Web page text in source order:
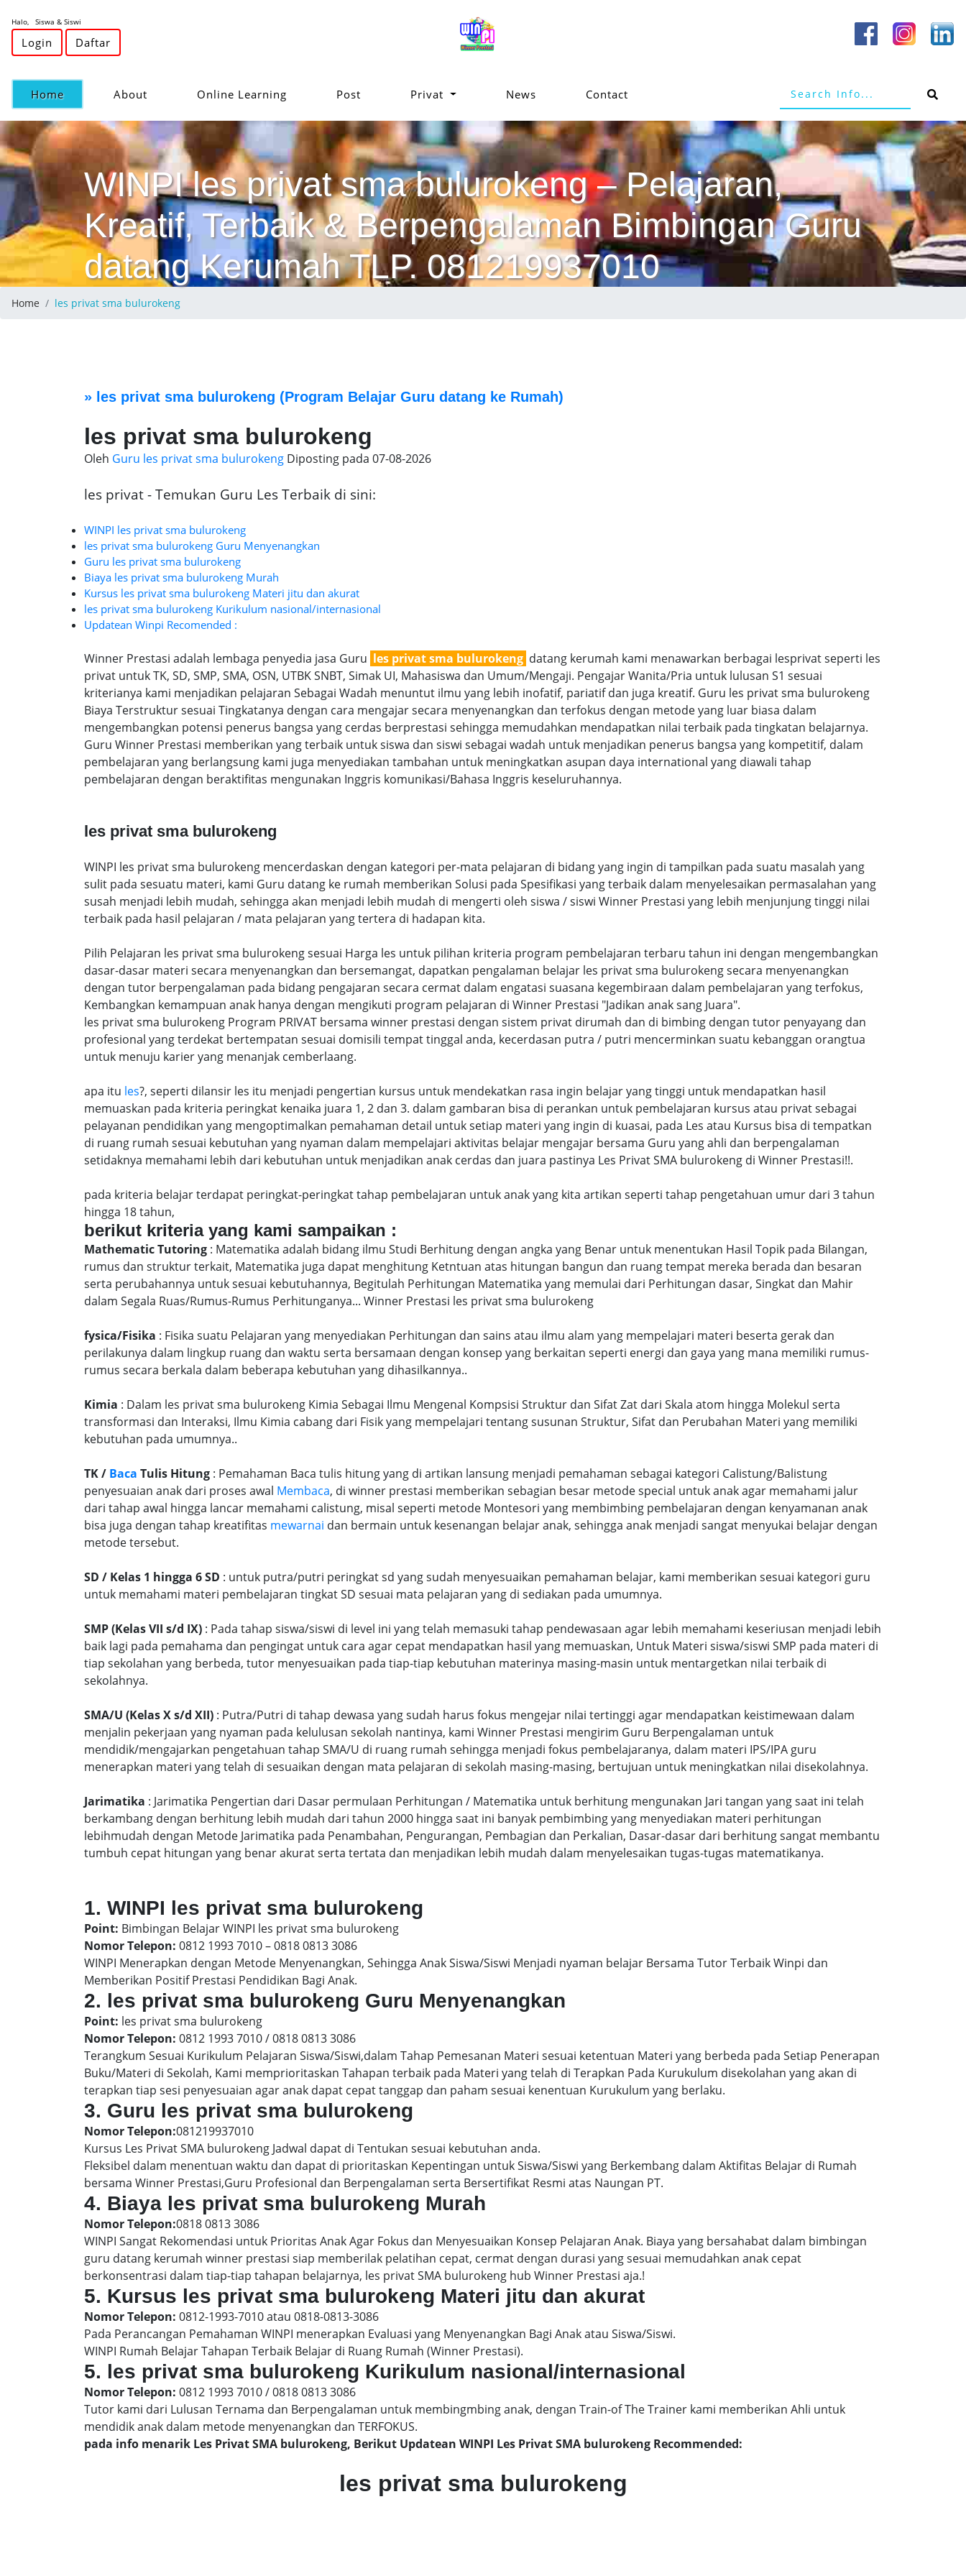
Halo, Siswa & Siswi
Login Daftar
Home(current) About Online Learning Post Privat News Contact
WINPI les privat sma bulurokeng – Pelajaran,
Kreatif, Terbaik & Berpengalaman Bimbingan Guru
datang Kerumah TLP. 081219937010
Home les privat sma bulurokeng
» les privat sma bulurokeng (Program Belajar Guru datang ke Rumah)
les privat sma bulurokeng
Oleh Guru les privat sma bulurokeng Diposting pada 07-08-2026
les privat - Temukan Guru Les Terbaik di sini:
WINPI les privat sma bulurokeng
les privat sma bulurokeng Guru Menyenangkan
Guru les privat sma bulurokeng
Biaya les privat sma bulurokeng Murah
Kursus les privat sma bulurokeng Materi jitu dan akurat
les privat sma bulurokeng Kurikulum nasional/internasional
Updatean Winpi Recomended :
Winner Prestasi adalah lembaga penyedia jasa Guru les privat sma bulurokeng datang kerumah kami menawarkan berbagai lesprivat seperti les
privat untuk TK, SD, SMP, SMA, OSN, UTBK SNBT, Simak UI, Mahasiswa dan Umum/Mengaji. Pengajar Wanita/Pria untuk lulusan S1 sesuai
kriterianya kami menjadikan pelajaran Sebagai Wadah menuntut ilmu yang lebih inofatif, pariatif dan juga kreatif. Guru les privat sma bulurokeng
Biaya Terstruktur sesuai Tingkatanya dengan cara mengajar secara menyenangkan dan terfokus dengan metode yang luar biasa dalam
mengembangkan potensi penerus bangsa yang cerdas berprestasi sehingga memudahkan mendapatkan nilai terbaik pada tingkatan belajarnya.
Guru Winner Prestasi memberikan yang terbaik untuk siswa dan siswi sebagai wadah untuk menjadikan penerus bangsa yang kompetitif, dalam
pembelajaran yang berlangsung kami juga menyediakan tambahan untuk meningkatkan asupan daya international yang diawali tahap
pembelajaran dengan beraktifitas mengunakan Inggris komunikasi/Bahasa Inggris keseluruhannya.
les privat sma bulurokeng
WINPI les privat sma bulurokeng mencerdaskan dengan kategori per-mata pelajaran di bidang yang ingin di tampilkan pada suatu masalah yang
sulit pada sesuatu materi, kami Guru datang ke rumah memberikan Solusi pada Spesifikasi yang terbaik dalam menyelesaikan permasalahan yang
susah menjadi lebih mudah, sehingga akan menjadi lebih mudah di mengerti oleh siswa / siswi Winner Prestasi yang lebih menjunjung tinggi nilai
terbaik pada hasil pelajaran / mata pelajaran yang tertera di hadapan kita.
Pilih Pelajaran les privat sma bulurokeng sesuai Harga les untuk pilihan kriteria program pembelajaran terbaru tahun ini dengan mengembangkan
dasar-dasar materi secara menyenangkan dan bersemangat, dapatkan pengalaman belajar les privat sma bulurokeng secara menyenangkan
dengan tutor berpengalaman pada bidang pengajaran secara cermat dalam engatasi suasana kegembiraan dalam pembelajaran yang terfokus,
Kembangkan kemampuan anak hanya dengan mengikuti program pelajaran di Winner Prestasi "Jadikan anak sang Juara".
les privat sma bulurokeng Program PRIVAT bersama winner prestasi dengan sistem privat dirumah dan di bimbing dengan tutor penyayang dan
profesional yang terdekat bertempatan sesuai domisili tempat tinggal anda, kecerdasan putra / putri mencerminkan suatu kebanggan orangtua
untuk menuju karier yang menanjak cemberlaang.
apa itu les?, seperti dilansir les itu menjadi pengertian kursus untuk mendekatkan rasa ingin belajar yang tinggi untuk mendapatkan hasil
memuaskan pada kriteria peringkat kenaika juara 1, 2 dan 3. dalam gambaran bisa di perankan untuk pembelajaran kursus atau privat sebagai
pelayanan pendidikan yang mengoptimalkan pemahaman detail untuk setiap materi yang ingin di kuasai, pada Les atau Kursus bisa di tempatkan
di ruang rumah sesuai kebutuhan yang nyaman dalam mempelajari aktivitas belajar mengajar bersama Guru yang ahli dan berpengalaman
setidaknya memahami lebih dari kebutuhan untuk menjadikan anak cerdas dan juara pastinya Les Privat SMA bulurokeng di Winner Prestasi!!.
pada kriteria belajar terdapat peringkat-peringkat tahap pembelajaran untuk anak yang kita artikan seperti tahap pengetahuan umur dari 3 tahun
hingga 18 tahun,
berikut kriteria yang kami sampaikan :
Mathematic Tutoring : Matematika adalah bidang ilmu Studi Berhitung dengan angka yang Benar untuk menentukan Hasil Topik pada Bilangan,
rumus dan struktur terkait, Matematika juga dapat menghitung Ketntuan atas hitungan bangun dan ruang tempat mereka berada dan besaran
serta perubahannya untuk sesuai kebutuhannya, Begitulah Perhitungan Matematika yang memulai dari Perhitungan dasar, Singkat dan Mahir
dalam Segala Ruas/Rumus-Rumus Perhitunganya... Winner Prestasi les privat sma bulurokeng
fysica/Fisika : Fisika suatu Pelajaran yang menyediakan Perhitungan dan sains atau ilmu alam yang mempelajari materi beserta gerak dan
perilakunya dalam lingkup ruang dan waktu serta bersamaan dengan konsep yang berkaitan seperti energi dan gaya yang mana memiliki rumus-
rumus secara berkala dalam beberapa kebutuhan yang dihasilkannya..
Kimia : Dalam les privat sma bulurokeng Kimia Sebagai Ilmu Mengenal Kompsisi Struktur dan Sifat Zat dari Skala atom hingga Molekul serta
transformasi dan Interaksi, Ilmu Kimia cabang dari Fisik yang mempelajari tentang susunan Struktur, Sifat dan Perubahan Materi yang memiliki
kebutuhan pada umumnya..
TK / Baca Tulis Hitung : Pemahaman Baca tulis hitung yang di artikan lansung menjadi pemahaman sebagai kategori Calistung/Balistung
penyesuaian anak dari proses awal Membaca, di winner prestasi memberikan sebagian besar metode special untuk anak agar memahami jalur
dari tahap awal hingga lancar memahami calistung, misal seperti metode Montesori yang membimbing pembelajaran dengan kenyamanan anak
bisa juga dengan tahap kreatifitas mewarnai dan bermain untuk kesenangan belajar anak, sehingga anak menjadi sangat menyukai belajar dengan
metode tersebut.
SD / Kelas 1 hingga 6 SD : untuk putra/putri peringkat sd yang sudah menyesuaikan pemahaman belajar, kami memberikan sesuai kategori guru
untuk memahami materi pembelajaran tingkat SD sesuai mata pelajaran yang di sediakan pada umumnya.
SMP (Kelas VII s/d IX) : Pada tahap siswa/siswi di level ini yang telah memasuki tahap pendewasaan agar lebih memahami keseriusan menjadi lebih
baik lagi pada pemahama dan pengingat untuk cara agar cepat mendapatkan hasil yang memuaskan, Untuk Materi siswa/siswi SMP pada materi di
tiap sekolahan yang berbeda, tutor menyesuaikan pada tiap-tiap kebutuhan materinya masing-masin untuk mentargetkan nilai terbaik di
sekolahnya.
SMA/U (Kelas X s/d XII) : Putra/Putri di tahap dewasa yang sudah harus fokus mengejar nilai tertinggi agar mendapatkan keistimewaan dalam
menjalin pekerjaan yang nyaman pada kelulusan sekolah nantinya, kami Winner Prestasi mengirim Guru Berpengalaman untuk
mendidik/mengajarkan pengetahuan tahap SMA/U di ruang rumah sehingga menjadi fokus pembelajaranya, dalam materi IPS/IPA guru
menerapkan materi yang telah di sesuaikan dengan mata pelajaran di sekolah masing-masing, bertujuan untuk meningkatkan nilai disekolahnya.
Jarimatika : Jarimatika Pengertian dari Dasar permulaan Perhitungan / Matematika untuk berhitung mengunakan Jari tangan yang saat ini telah
berkambang dengan berhitung lebih mudah dari tahun 2000 hingga saat ini banyak pembimbing yang menyediakan materi perhitungan
lebihmudah dengan Metode Jarimatika pada Penambahan, Pengurangan, Pembagian dan Perkalian, Dasar-dasar dari berhitung sangat membantu
tumbuh cepat hitungan yang benar akurat serta tertata dan menjadikan lebih mudah dalam menyelesaikan tugas-tugas matematikanya.
1. WINPI les privat sma bulurokeng
Point: Bimbingan Belajar WINPI les privat sma bulurokeng
Nomor Telepon: 0812 1993 7010 – 0818 0813 3086
WINPI Menerapkan dengan Metode Menyenangkan, Sehingga Anak Siswa/Siswi Menjadi nyaman belajar Bersama Tutor Terbaik Winpi dan
Memberikan Positif Prestasi Pendidikan Bagi Anak.
2. les privat sma bulurokeng Guru Menyenangkan
Point: les privat sma bulurokeng
Nomor Telepon: 0812 1993 7010 / 0818 0813 3086
Terangkum Sesuai Kurikulum Pelajaran Siswa/Siswi,dalam Tahap Pemesanan Materi sesuai ketentuan Materi yang berbeda pada Setiap Penerapan
Buku/Materi di Sekolah, Kami memprioritaskan Tahapan terbaik pada Materi yang telah di Terapkan Pada Kurukulum disekolahan yang akan di
terapkan tiap sesi penyesuaian agar anak dapat cepat tanggap dan paham sesuai kenentuan Kurukulum yang berlaku.
3. Guru les privat sma bulurokeng
Nomor Telepon:081219937010
Kursus Les Privat SMA bulurokeng Jadwal dapat di Tentukan sesuai kebutuhan anda.
Fleksibel dalam menentuan waktu dan dapat di prioritaskan Kepentingan untuk Siswa/Siswi yang Berkembang dalam Aktifitas Belajar di Rumah
bersama Winner Prestasi,Guru Profesional dan Berpengalaman serta Bersertifikat Resmi atas Naungan PT.
4. Biaya les privat sma bulurokeng Murah
Nomor Telepon:0818 0813 3086
WINPI Sangat Rekomendasi untuk Prioritas Anak Agar Fokus dan Menyesuaikan Konsep Pelajaran Anak. Biaya yang bersahabat dalam bimbingan
guru datang kerumah winner prestasi siap memberilak pelatihan cepat, cermat dengan durasi yang sesuai memudahkan anak cepat
berkonsentrasi dalam tiap-tiap tahapan belajarnya, les privat SMA bulurokeng hub Winner Prestasi aja.!
5. Kursus les privat sma bulurokeng Materi jitu dan akurat
Nomor Telepon: 0812-1993-7010 atau 0818-0813-3086
Pada Perancangan Pemahaman WINPI menerapkan Evaluasi yang Menyenangkan Bagi Anak atau Siswa/Siswi.
WINPI Rumah Belajar Tahapan Terbaik Belajar di Ruang Rumah (Winner Prestasi).
5. les privat sma bulurokeng Kurikulum nasional/internasional
Nomor Telepon: 0812 1993 7010 / 0818 0813 3086
Tutor kami dari Lulusan Ternama dan Berpengalaman untuk membingmbing anak, dengan Train-of The Trainer kami memberikan Ahli untuk
mendidik anak dalam metode menyenangkan dan TERFOKUS.
pada info menarik Les Privat SMA bulurokeng, Berikut Updatean WINPI Les Privat SMA bulurokeng Recommended:
les privat sma bulurokeng